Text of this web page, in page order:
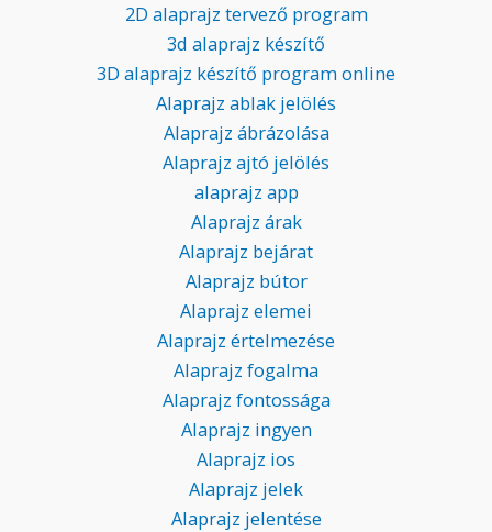
2D alaprajz tervező program
3d alaprajz készítő
3D alaprajz készítő program online
Alaprajz ablak jelölés
Alaprajz ábrázolása
Alaprajz ajtó jelölés
alaprajz app
Alaprajz árak
Alaprajz bejárat
Alaprajz bútor
Alaprajz elemei
Alaprajz értelmezése
Alaprajz fogalma
Alaprajz fontossága
Alaprajz ingyen
Alaprajz ios
Alaprajz jelek
Alaprajz jelentése